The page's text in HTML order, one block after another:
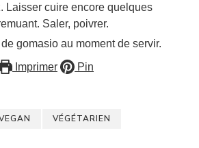
Laisser cuire encore quelques
Saler, poivrer.
gomasio au moment de servir.
Imprimer
Pin
VÉGÉTARIEN